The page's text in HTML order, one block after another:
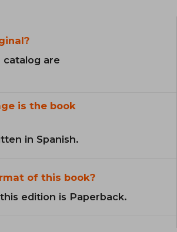
catalog are
is the book
in Spanish.
of this book?
edition is Paperback.